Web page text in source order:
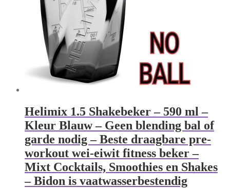
Helimix 1.5 Shakebeker – 590 ml –
Kleur Blauw – Geen blending bal of
garde nodig – Beste draagbare pre-
workout wei-eiwit fitness beker –
Mixt Cocktails, Smoothies en Shakes
– Bidon is vaatwasserbestendig